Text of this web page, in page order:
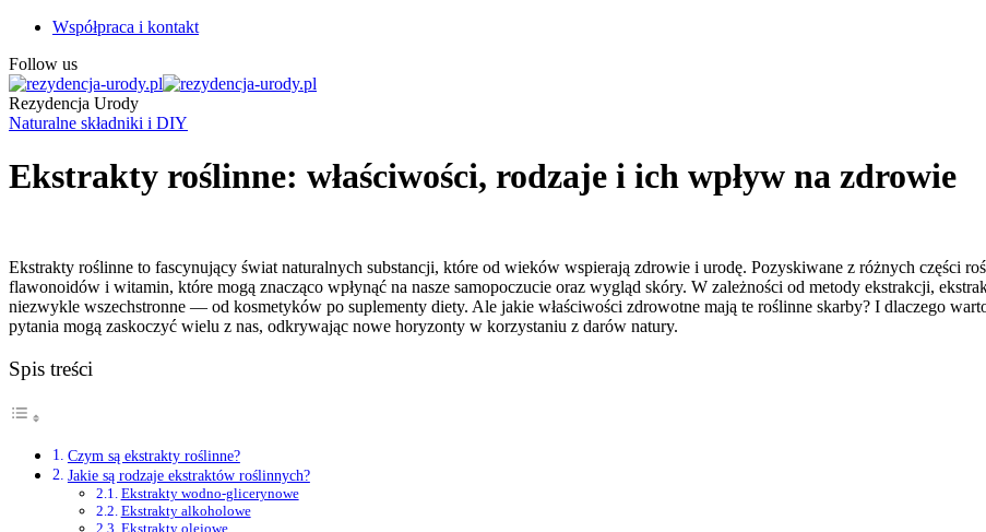
Współpraca i kontakt
Follow us
Rezydencja Urody
Naturalne składniki i DIY
Ekstrakty roślinne: właściwości, rodzaje i ich wpływ na zdrowie
Ekstrakty roślinne to fascynujący świat naturalnych substancji, które od wieków wspierają zdrowie i urodę. Pozyskiwane z różnych części
flawonoidów i witamin, które mogą znacząco wpłynąć na nasze samopoczucie oraz wygląd skóry. W zależności od metody ekstrakcji,
niezwykle wszechstronne — od kosmetyków po suplementy diety. Ale jakie właściwości zdrowotne mają te roślinne skarby? I dlaczego
pytania mogą zaskoczyć wielu z nas, odkrywając nowe horyzonty w korzystaniu z darów natury.
Spis treści
Czym są ekstrakty roślinne?
Jakie są rodzaje ekstraktów roślinnych?
Ekstrakty wodno-glicerynowe
Ekstrakty alkoholowe
Ekstrakty olejowe